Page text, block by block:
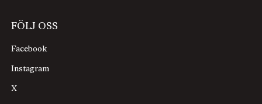
FÖLJ OSS
Facebook
Instagram
X